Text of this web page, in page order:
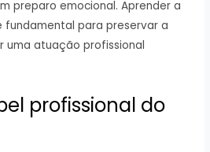
preparo emocional. Aprender a
fundamental para preservar a
uma atuação profissional
profissional do